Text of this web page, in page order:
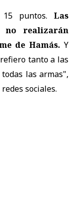
puntos. Las
no realizarán
de Hamás. Y
tanto a las
las armas",
sociales.